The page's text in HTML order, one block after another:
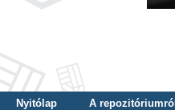
Nyitólap A repozitóriumról